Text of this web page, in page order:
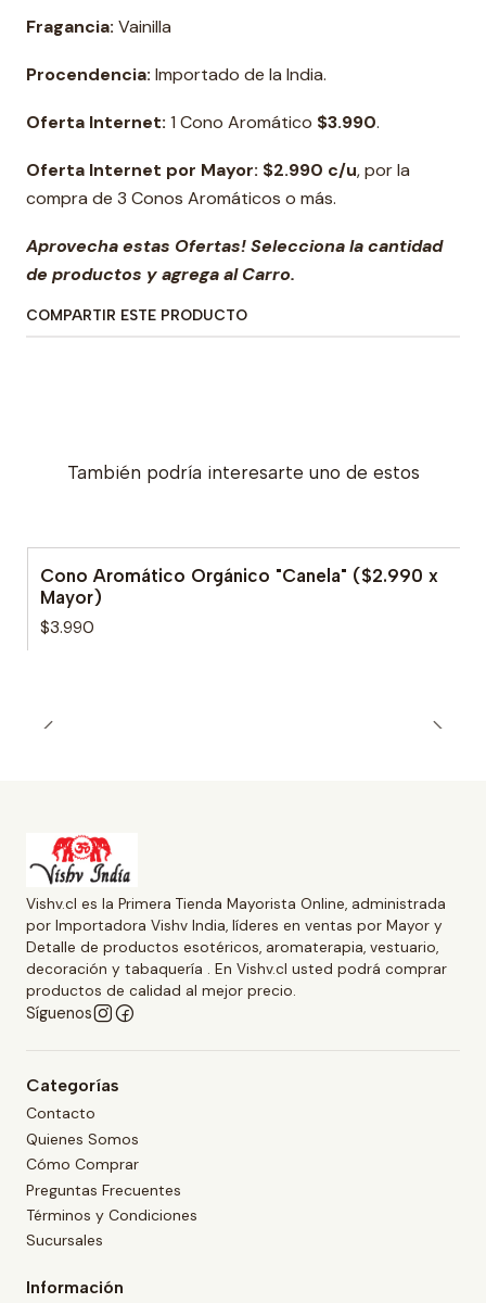
Fragancia: Vainilla
Procendencia: Importado de la India.
Oferta Internet: 1 Cono Aromático $3.990.
Oferta Internet por Mayor: $2.990 c/u, por la
compra de 3 Conos Aromáticos o más.
Aprovecha estas Ofertas! Selecciona la cantidad
de productos y agrega al Carro.
COMPARTIR ESTE PRODUCTO
También podría interesarte uno de estos
Cono Aromático Orgánico "Canela" ($2.990 x
Mayor)
$3.990
Vishv.cl es la Primera Tienda Mayorista Online, administrada
por Importadora Vishv India, líderes en ventas por Mayor y
Detalle de productos esotéricos, aromaterapia, vestuario,
decoración y tabaquería . En Vishv.cl usted podrá comprar
productos de calidad al mejor precio.
Síguenos
Categorías
Contacto
Quienes Somos
Cómo Comprar
Preguntas Frecuentes
Términos y Condiciones
Sucursales
Información